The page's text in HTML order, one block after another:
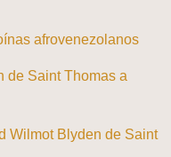
afrovenezolanos
de Saint Thomas a
Wilmot Blyden de Saint